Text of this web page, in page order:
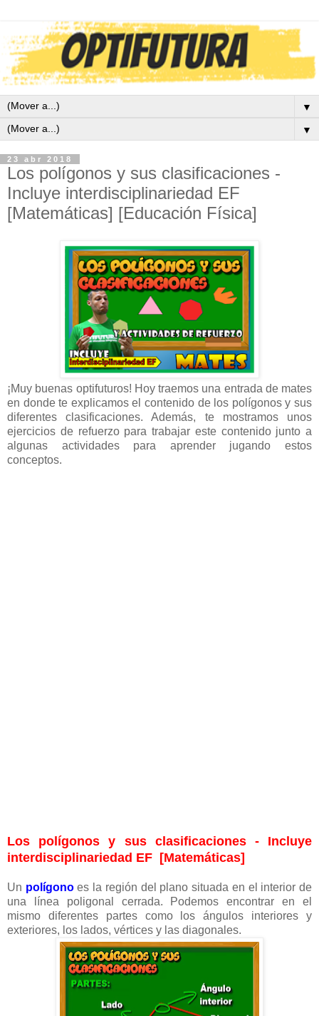
▼
▼
23 abr 2018
Los polígonos y sus clasificaciones -
Incluye interdisciplinariedad EF
[Matemáticas] [Educación Física]
¡Muy buenas optifuturos! Hoy traemos una entrada de mates
en donde te explicamos el contenido de los polígonos y sus
diferentes clasificaciones. Además, te mostramos unos
ejercicios de refuerzo para trabajar este contenido junto a
algunas actividades para aprender jugando estos
conceptos.
Los polígonos y sus clasificaciones - Incluye
interdisciplinariedad EF [Matemáticas]
Un polígonoes la región del plano situada en el interior de
una línea poligonal cerrada. Podemos encontrar en el
mismo diferentes partes como los ángulos interiores y
exteriores, los lados, vértices y las diagonales.